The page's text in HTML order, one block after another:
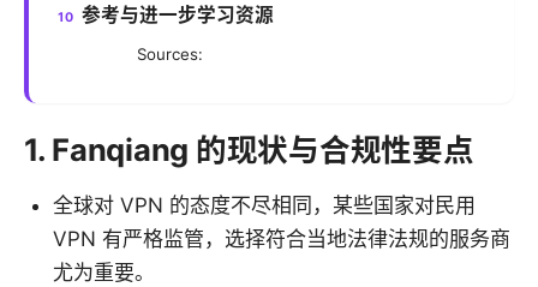
参考与进一步学习资源
Sources:
1. Fanqiang 的现状与合规性要点
全球对 VPN 的态度不尽相同，某些国家对民用
VPN 有严格监管，选择符合当地法律法规的服务商
尤为重要。